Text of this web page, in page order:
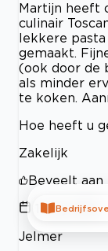
Martijn heeft
culinair
lekkere pasta
gemaakt.
(ook door de
als minder
te koken.
Hoe heeft u
Zakelijk
Beveelt aan
1 July 2021
Jelmer